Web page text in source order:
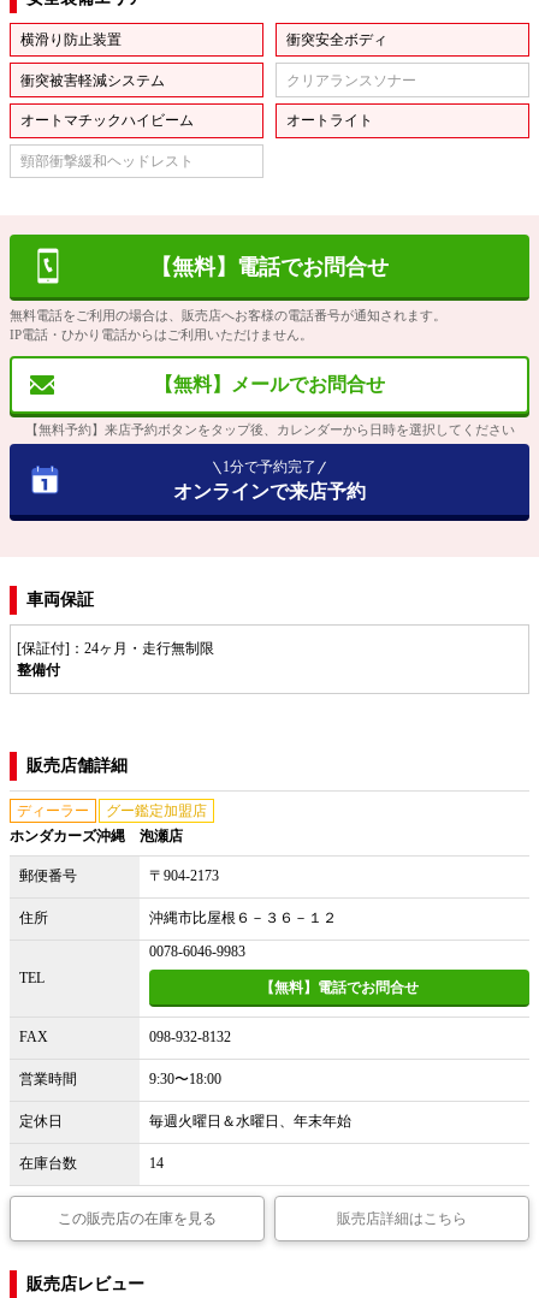
横滑り防止装置 衝突安全ボディ
衝突被害軽減システム クリアランスソナー
オートマチックハイビーム オートライト
頸部衝撃緩和ヘッドレスト
【無料】電話でお問合せ
無料電話をご利用の場合は、販売店へお客様の電話番号が通知されます。
IP電話・ひかり電話からはご利用いただけません。
【無料】メールでお問合せ
【無料予約】来店予約ボタンをタップ後、カレンダーから日時を選択してください
1分で予約完了
オンラインで来店予約
車両保証
[保証付]：24ヶ月・走行無制限
整備付
販売店舗詳細
ディーラー
グー鑑定加盟店
ホンダカーズ沖縄 泡瀬店
郵便番号 〒904-2173
住所 沖縄市比屋根６－３６－１２
TEL
0078-6046-9983
【無料】電話でお問合せ
FAX 098-932-8132
営業時間 9:30〜18:00
定休日 毎週火曜日＆水曜日、年末年始
在庫台数 14
この販売店の在庫を見る 販売店詳細はこちら
販売店レビュー